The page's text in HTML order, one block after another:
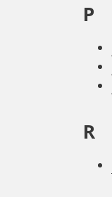
P
R